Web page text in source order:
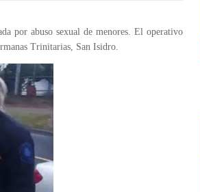
por abuso sexual de menores. El operativo
Trinitarias, San Isidro.